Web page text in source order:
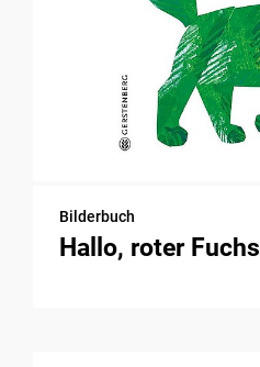
Bilderbuch
Hallo, roter Fuchs